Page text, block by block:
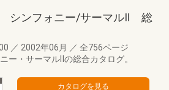
ンフォニー/サーマルⅡ 総
／ 2002年06月 ／ 全756ページ
ー・サーマルⅡの総合カタログ。